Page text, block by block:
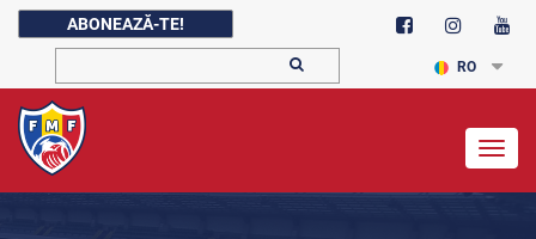
ABONEAZĂ-TE!
RO